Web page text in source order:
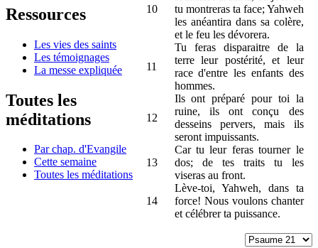
Ressources
Les vies des saints
Les témoignages
La messe expliquée
Toutes les
méditations
Par chap. d'Evangile
Cette semaine
Toutes les méditations
10
tu montreras ta face; Yahweh
les anéantira dans sa colère,
et le feu les dévorera.
11
Tu feras disparaitre de la
terre leur postérité, et leur
race d'entre les enfants des
hommes.
12
Ils ont préparé pour toi la
ruine, ils ont conçu des
desseins pervers, mais ils
seront impuissants.
13
Car tu leur feras tourner le
dos; de tes traits tu les
viseras au front.
14
Lève-toi, Yahweh, dans ta
force! Nous voulons chanter
et célébrer ta puissance.